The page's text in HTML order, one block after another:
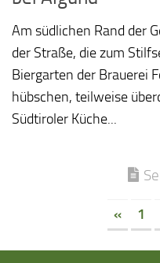
Am südlichen Rand der
der Straße, die zum
Biergarten der Brauerei
hübschen, teilweise
Südtiroler Küche...
« 1